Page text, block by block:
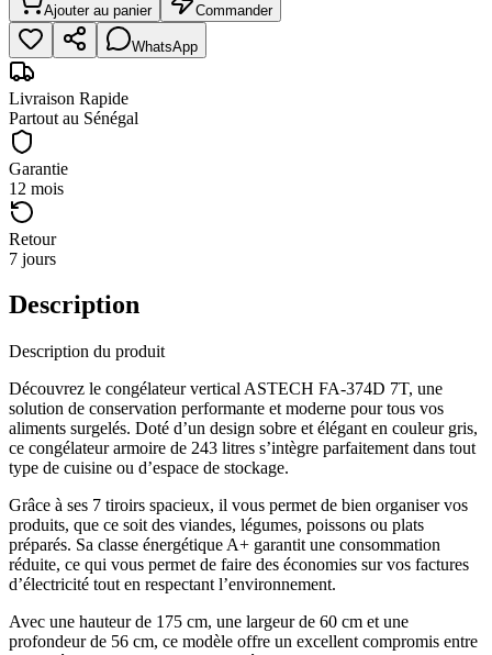
Ajouter au panier Commander
WhatsApp
Livraison Rapide
Partout au Sénégal
Garantie
12 mois
Retour
7 jours
Description
Description du produit
Découvrez le congélateur vertical ASTECH FA-374D 7T, une
solution de conservation performante et moderne pour tous vos
aliments surgelés. Doté d’un design sobre et élégant en couleur gris,
ce congélateur armoire de 243 litres s’intègre parfaitement dans tout
type de cuisine ou d’espace de stockage.
Grâce à ses 7 tiroirs spacieux, il vous permet de bien organiser vos
produits, que ce soit des viandes, légumes, poissons ou plats
préparés. Sa classe énergétique A+ garantit une consommation
réduite, ce qui vous permet de faire des économies sur vos factures
d’électricité tout en respectant l’environnement.
Avec une hauteur de 175 cm, une largeur de 60 cm et une
profondeur de 56 cm, ce modèle offre un excellent compromis entre